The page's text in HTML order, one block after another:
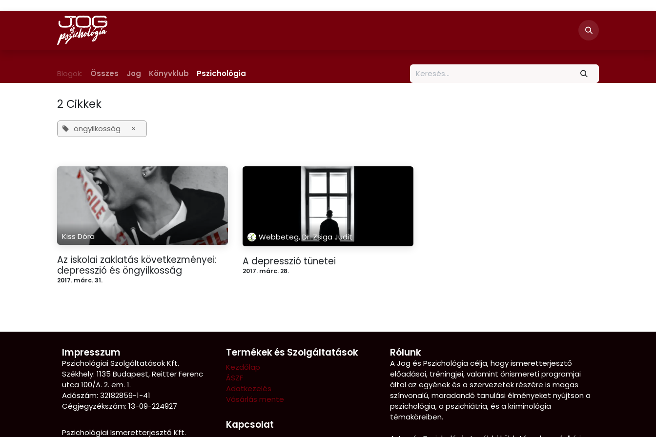
Blogok: Összes Jog Könyvklub Pszichológia
2 Cikkek
öngyilkosság ×
Kiss Dóra
Az iskolai zaklatás következményei:
depresszió és öngyilkosság
2017. márc. 31.
Webbeteg, Dr. Zsiga Judit
A depresszió tünetei
2017. márc. 28.
Impresszum
Pszichológiai Szolgáltatások Kft.
Székhely: 1135 Budapest, Reitter Ferenc
utca 100/A. 2. em. 1.
Adószám: 32182859-1-41
Cégjegyzékszám: 13-09-224927
Pszichológiai Ismeretterjesztő Kft.
Termékek és Szolgáltatások
Kezdőlap
ÁSZF
Adatkezelés
Vásárlás mente
Kapcsolat
Rólunk
A Jog és Pszichológia célja, hogy ismeretterjesztő
előadásai, tréningjei, valamint önismereti programjai
által az egyének és a szervezetek részére is magas
színvonalú, maradandó tanulási élményeket nyújtson a
pszichológia, a pszichiátria, és a kriminológia
témaköreiben.